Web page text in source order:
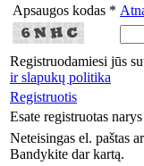
Apsaugos kodas *
Registruodamiesi jūs
ir slapukų politika
Registruotis
Esate registruotas
Neteisingas el. paštas
Bandykite dar kartą.